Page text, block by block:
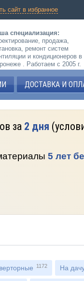
сайт в избранное
специализация:
продажа,
ремонт систем
и кондиционеров в
. Работаем с 2005 г.
ДОСТАВКА И
за 2 дня
5 лет
1172 На